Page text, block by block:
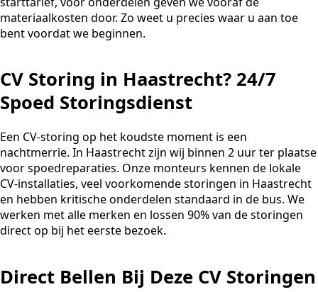
materiaalkosten door. Zo weet u precies waar u aan toe
bent voordat we beginnen.
CV Storing in Haastrecht? 24/7
Spoed Storingsdienst
Een CV-storing op het koudste moment is een
nachtmerrie. In Haastrecht zijn wij binnen 2 uur ter plaatse
voor spoedreparaties. Onze monteurs kennen de lokale
CV-installaties, veel voorkomende storingen in Haastrecht
en hebben kritische onderdelen standaard in de bus. We
werken met alle merken en lossen 90% van de storingen
direct op bij het eerste bezoek.
Direct Bellen Bij Deze CV Storingen